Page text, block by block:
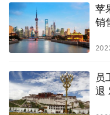
苹
销
员
退